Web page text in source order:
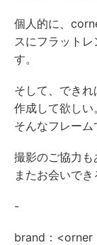
個人的に、
スにフラット
す。
そして、でき
作成して欲しい。
そんなフレーム
撮影のご協力も
またお会いで
-
brand：<orner